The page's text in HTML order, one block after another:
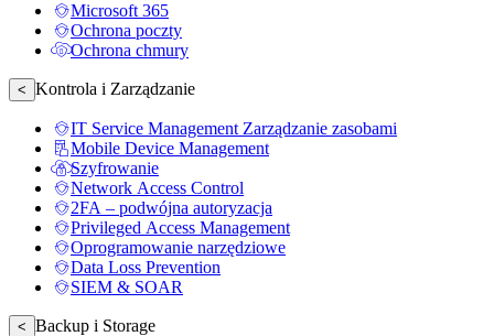
Microsoft 365
Ochrona poczty
Ochrona chmury
< Kontrola i Zarządzanie
IT Service Management Zarządzanie zasobami
Mobile Device Management
Szyfrowanie
Network Access Control
2FA – podwójna autoryzacja
Privileged Access Management
Oprogramowanie narzędziowe
Data Loss Prevention
SIEM & SOAR
< Backup i Storage